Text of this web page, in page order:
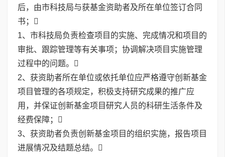
后，由市科技局与获基金资助者及所在单位签订合同
书；
1、市科技局负责检查项目的实施、完成情况和项目的
审批、跟踪管理等有关事项；协调解决项目实施管理
过程中的问题。
2、获资助者所在单位或依托单位应严格遵守创新基金
项目管理的各项规定，积极支持研究成果的推广应
用，并保证创新基金项目研究人员的科研生活条件及
经费保障；
3、获资助者负责创新基金项目的组织实施，报告项目
进展情况及结题总结。